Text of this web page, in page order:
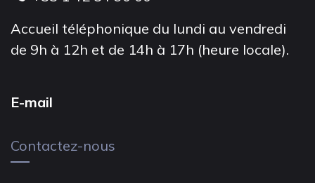
Accueil téléphonique du lundi au vendredi
de 9h à 12h et de 14h à 17h (heure locale).
E-mail
Contactez-nous